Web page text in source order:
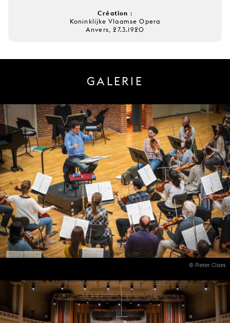
Création :
Koninklijke Vlaamse Opera
Anvers, 27.3.1920
GALERIE
© Pieter Claes